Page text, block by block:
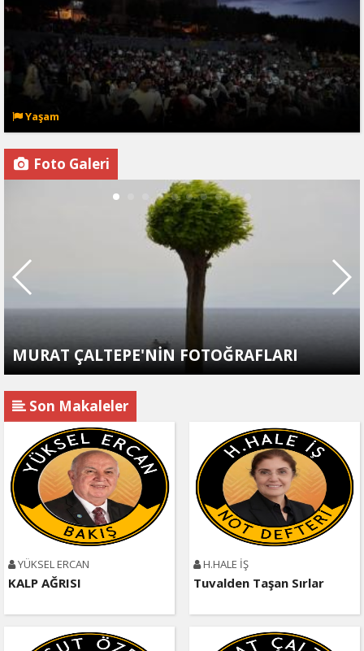
Yaşam
Foto Galeri
MURAT ÇALTEPE'NİN FOTOĞRAFLARI
Son Makaleler
YÜKSEL ERCAN
KALP AĞRISI
H.HALE İŞ
Tuvalden Taşan Sırlar